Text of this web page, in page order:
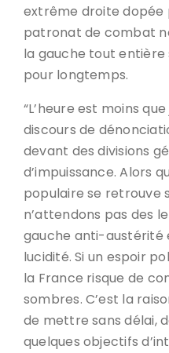
extrême droite dopée
patronat de combat
la gauche tout
pour longtemps.
“L’heure est moins
discours de
devant des divisions
d’impuissance. Alors
populaire se retrouve
n’attendons pas des
gauche anti-austérité
lucidité. Si un espoir
la France risque de
sombres. C’est la
de mettre sans délai,
quelques objectifs